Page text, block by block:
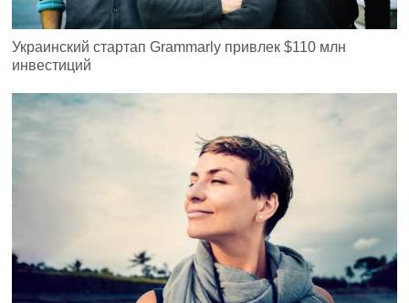
Украинский стартап Grammarly привлек $110 млн
инвестиций